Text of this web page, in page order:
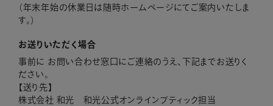
（年末年始の休業日は随時ホームページにてご案内いたしま
す。）
お送りいただく場合
事前に お問い合わせ窓口にご連絡のうえ、下記までお送りく
ださい。
【送り先】
株式会社 和光 和光公式オンラインブティック担当